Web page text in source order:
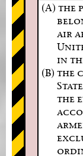
(A) the
air
in
(B) the
the